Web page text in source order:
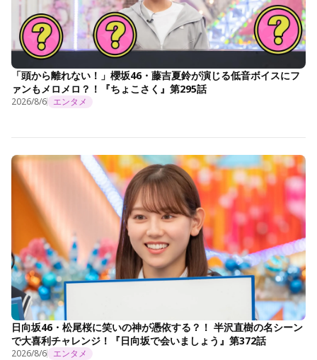
「頭から離れない！」櫻坂46・藤吉夏鈴が演じる低音ボイスにフ
ァンもメロメロ？！『ちょこさく』第295話
2026/8/6 エンタメ
日向坂46・松尾桜に笑いの神が憑依する？！ 半沢直樹の名シーン
で大喜利チャレンジ！『日向坂で会いましょう』第372話
2026/8/6 エンタメ